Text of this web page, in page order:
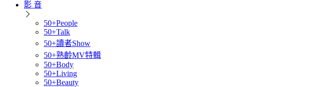
影 音
50+People
50+Talk
50+讀者Show
50+熟齡MV特輯
50+Body
50+Living
50+Beauty